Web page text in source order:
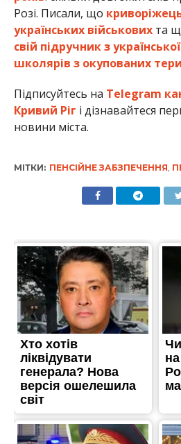
Розі. Писали, що
українських військовихта
свій підручник з
школярів з окупованих
Підписуйтесь на Telegram
Кривий Ріг і дізнавайтеся
новини міста.
МІТКИ: ПЕНСІЙНЕ ЗАБЗПЕЧЕННЯ